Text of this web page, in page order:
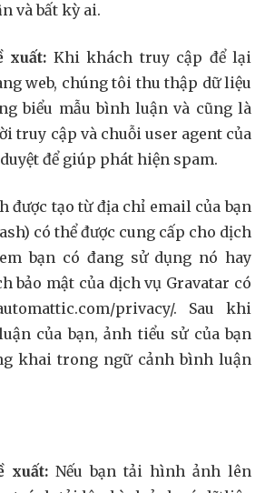
và bất kỳ ai.
xuất: Khi khách truy cập để lại
web, chúng tôi thu thập dữ liệu
biểu mẫu bình luận và cũng là
truy cập và chuỗi user agent của
để giúp phát hiện spam.
được tạo từ địa chỉ email của bạn
có thể được cung cấp cho dịch
bạn có đang sử dụng nó hay
bảo mật của dịch vụ Gravatar có
privacy/. Sau khi
của bạn, ảnh tiểu sử của bạn
khai trong ngữ cảnh bình luận
xuất: Nếu bạn tải hình ảnh lên